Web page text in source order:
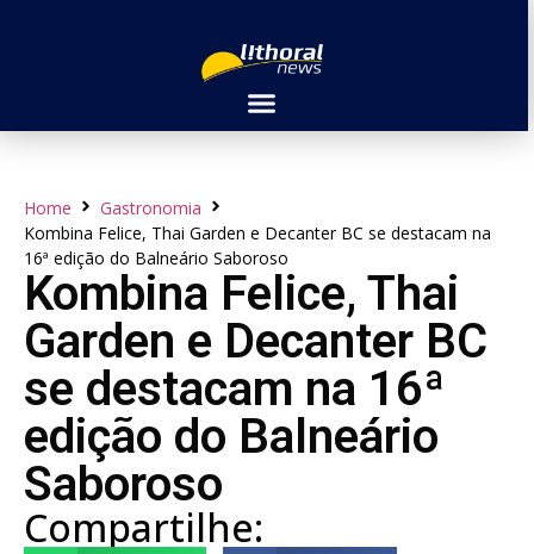
Home
Gastronomia
Kombina Felice, Thai Garden e Decanter BC se destacam na
16ª edição do Balneário Saboroso
Kombina Felice, Thai
Garden e Decanter BC
se destacam na 16ª
edição do Balneário
Saboroso
Compartilhe: